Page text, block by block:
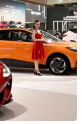
U23 Việt
Tổ quốc
đã gửi lời chúc
U23 Việt Nam
vô địch Giải vô